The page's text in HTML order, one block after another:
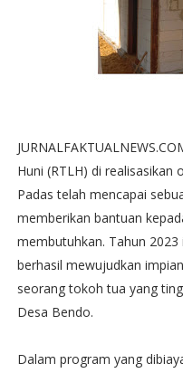
Huni (RTLH) di
Padas telah mencapai
memberikan bantuan
membutuhkan. Tahun
berhasil mewujudkan
seorang tokoh tua yang
Desa Bendo.
Dalam program yang